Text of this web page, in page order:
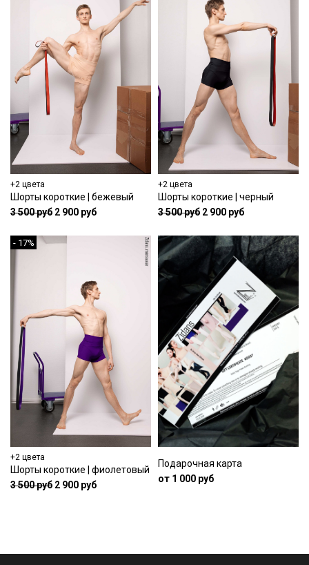
+2 цвета
Шорты короткие | бежевый
3 500 руб 2 900 руб
+2 цвета
Шорты короткие | черный
3 500 руб 2 900 руб
- 17%
+2 цвета
Шорты короткие | фиолетовый
3 500 руб 2 900 руб
Подарочная карта
от 1 000 руб